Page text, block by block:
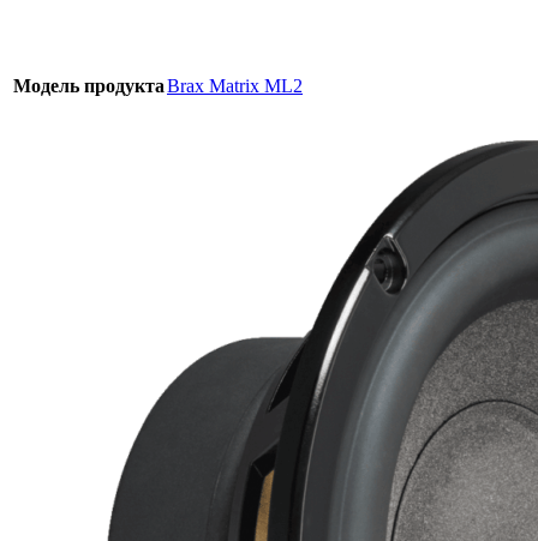
Модель продуктаBrax Matrix ML2